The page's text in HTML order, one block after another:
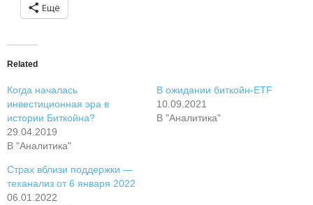
Ещё
Related
Когда началась
инвестиционная эра в
истории Биткойна?
29.04.2019
В "Аналитика"
В ожидании биткойн-ETF
10.09.2021
В "Аналитика"
Страх вблизи поддержки —
теханализ от 6 января 2022
06.01.2022